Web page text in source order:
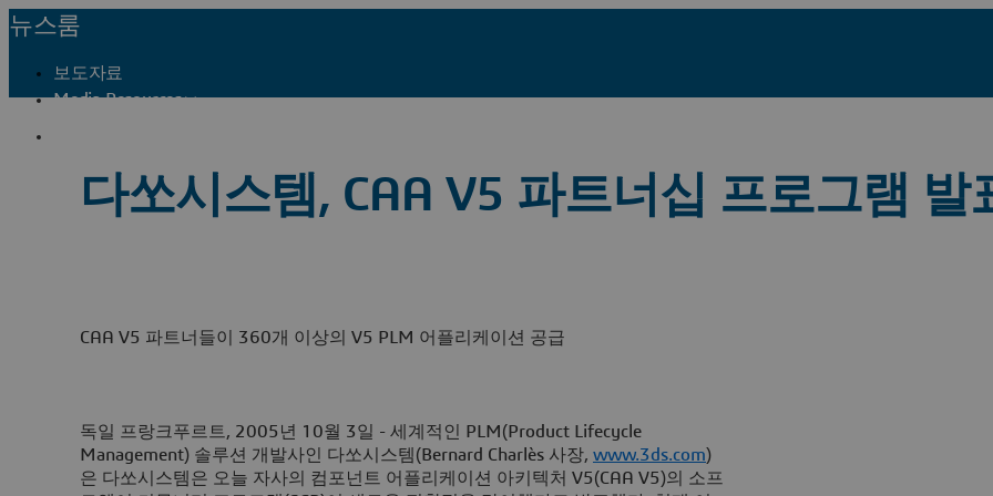
뉴스룸
보도자료
Media Resources
다쏘시스템, CAA V5 파트너십 프로그램 발
CAA V5 파트너들이 360개 이상의 V5 PLM 어플리케이션 공급
독일 프랑크푸르트, 2005년 10월 3일 - 세계적인 PLM(Product Lifecycle
Management) 솔루션 개발사인 다쏘시스템(Bernard Charlès 사장, www.3ds.com)
은 다쏘시스템은 오늘 자사의 컴포넌트 어플리케이션 아키텍처 V5(CAA V5)의 소프